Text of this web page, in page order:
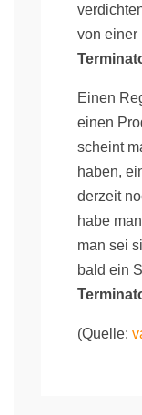
von einer
Einen
einen
scheint
haben,
derzeit
habe
man sei
bald ein
(Quelle: